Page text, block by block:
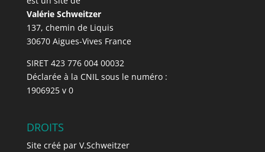
Valérie Schweitzer
137, chemin de Liquis
30670 Aigues-Vives France
SIRET 423 776 004 00032
Déclarée à la CNIL sous le numéro :
1906925 v 0
DROITS
Site créé par V.Schweitzer